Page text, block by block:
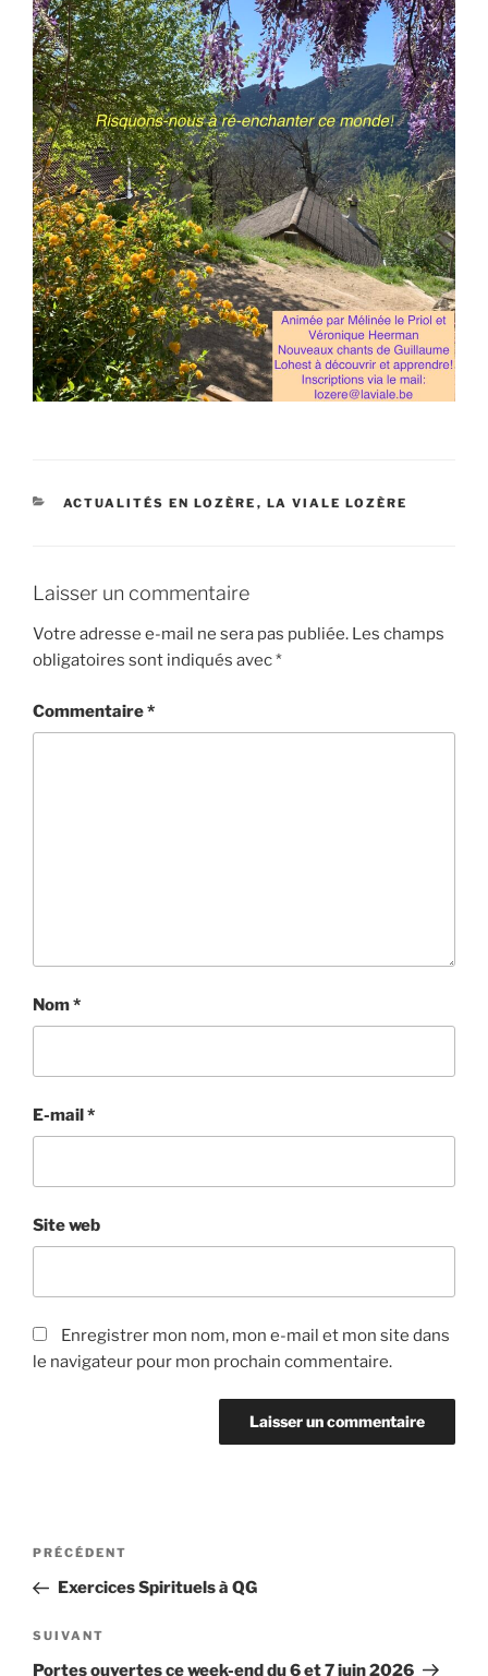
CATÉGORIES
ACTUALITÉS EN LOZÈRE , LA VIALE LOZÈRE
Laisser un commentaire
Votre adresse e-mail ne sera pas publiée. Les champs
obligatoires sont indiqués avec*
Commentaire*
Nom*
E-mail*
Site web
Enregistrer mon nom, mon e-mail et mon site dans
le navigateur pour mon prochain commentaire.
Navigation
l’article
Article
précédent
PRÉCÉDENT
Exercices Spirituels à QG
Article
suivant
SUIVANT
Portes ouvertes ce week-end du 6 et 7 juin 2026